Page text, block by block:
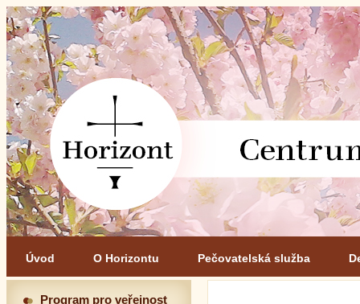
Úvod O Horizontu Pečovatelská služba
Program pro veřejnost